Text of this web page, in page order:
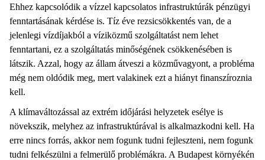
Ehhez kapcsolódik a vízzel kapcsolatos infrastruktúrák pénzügyi
fenntartásának kérdése is. Tíz éve rezsicsökkentés van, de a
jelenlegi vízdíjakból a víziközmű szolgáltatást nem lehet
fenntartani, ez a szolgáltatás minőségének csökkenésében is
látszik. Azzal, hogy az állam átveszi a közművagyont, a probléma
még nem oldódik meg, mert valakinek ezt a hiányt finanszíroznia
kell.
A klímaváltozással az extrém időjárási helyzetek esélye is
növekszik, melyhez az infrastruktúrával is alkalmazkodni kell. Ha
erre nincs forrás, akkor nem fogunk tudni fejleszteni, nem fogunk
tudni felkészülni a felmerülő problémákra. A Budapest környékén